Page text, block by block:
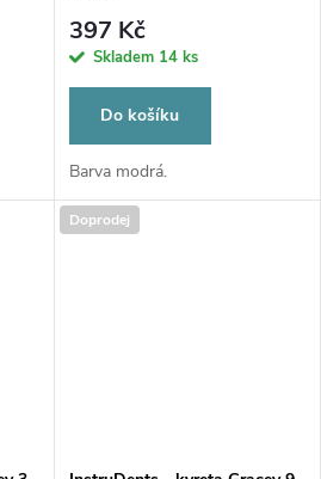
397 Kč
Skladem 14 ks
Do košíku
Barva modrá.
Doprodej